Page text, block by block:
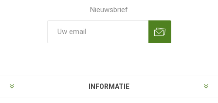
Nieuwsbrief
INFORMATIE